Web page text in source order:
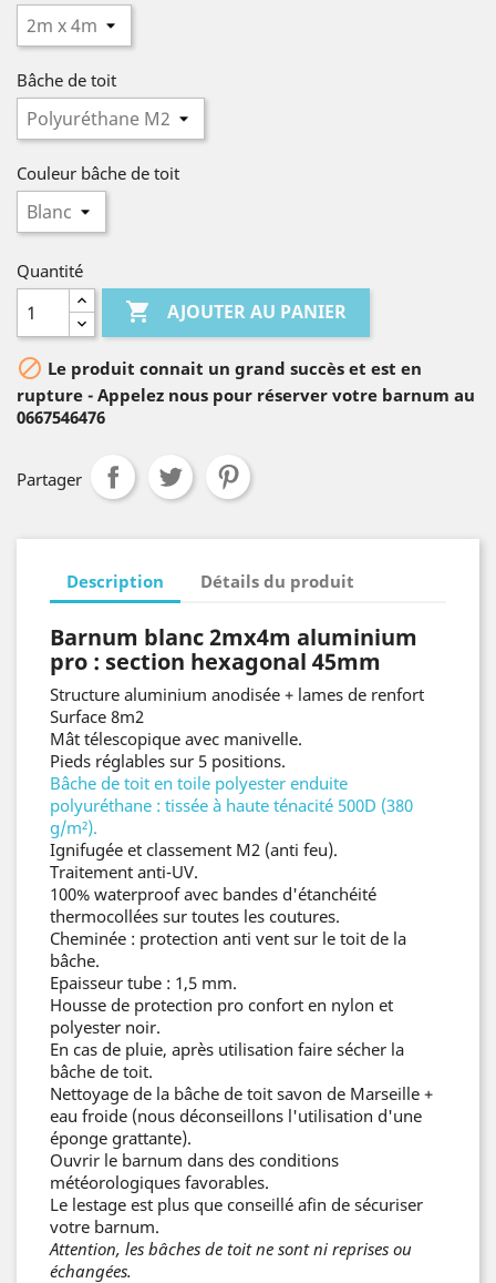
Bâche de toit
Couleur bâche de toit
Quantité
 AJOUTER AU PANIER
 Le produit connait un grand succès et est en
rupture - Appelez nous pour réserver votre barnum au
0667546476
Partager
Description Détails du produit
Barnum blanc2mx4m aluminium
pro : section hexagonal 45mm
Structure aluminium anodisée + lames de renfort
Surface 8m2
Mât télescopique avec manivelle.
Pieds réglables sur 5 positions.
Bâche de toit en toile polyester enduite
polyuréthane : tissée à haute ténacité 500D (380
g/m²).
Ignifugée et classement M2 (anti feu).
Traitement anti-UV.
100% waterproof avec bandes d'étanchéité
thermocollées sur toutes les coutures.
Cheminée : protection anti vent sur le toit de la
bâche.
Epaisseur tube : 1,5 mm.
Housse de protection pro confort en nylon et
polyester noir.
En cas de pluie, après utilisation faire sécher la
bâche de toit.
Nettoyage de la bâche de toit savon de Marseille +
eau froide (nous déconseillons l'utilisation d'une
éponge grattante).
Ouvrir le barnum dans des conditions
météorologiques favorables.
Le lestage est plus que conseillé afin de sécuriser
votre barnum.
Attention, les bâches de toit ne sont ni reprises ou
échangées.